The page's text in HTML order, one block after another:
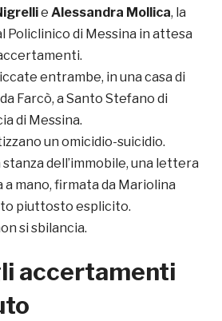
e Alessandra Mollica, la
Policlinico di Messina in attesa
entrambe, in una casa di
Farcò, a Santo Stefano di
di Messina.
un omicidio-suicidio.
stanza dell’immobile, una lettera
a mano, firmata da Mariolina
piuttosto esplicito.
si sbilancia.
accertamenti